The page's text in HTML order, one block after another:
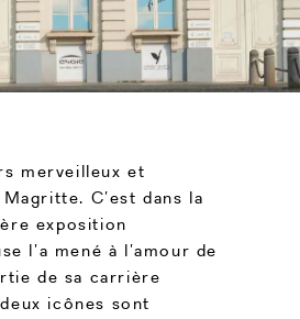
merveilleux et
C’est dans la
exposition
l’a mené à l’amour de
de sa carrière
icônes sont